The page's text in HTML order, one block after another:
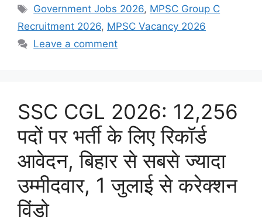
Tags
Government Jobs 2026, MPSC Group C
Recruitment 2026, MPSC Vacancy 2026
Leave a comment
SSC CGL 2026: 12,256
पदों पर भर्ती के लिए रिकॉर्ड
आवेदन, बिहार से सबसे ज्यादा
उम्मीदवार, 1 जुलाई से करेक्शन
विंडो